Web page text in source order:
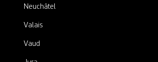
Neuchâtel
Valais
Vaud